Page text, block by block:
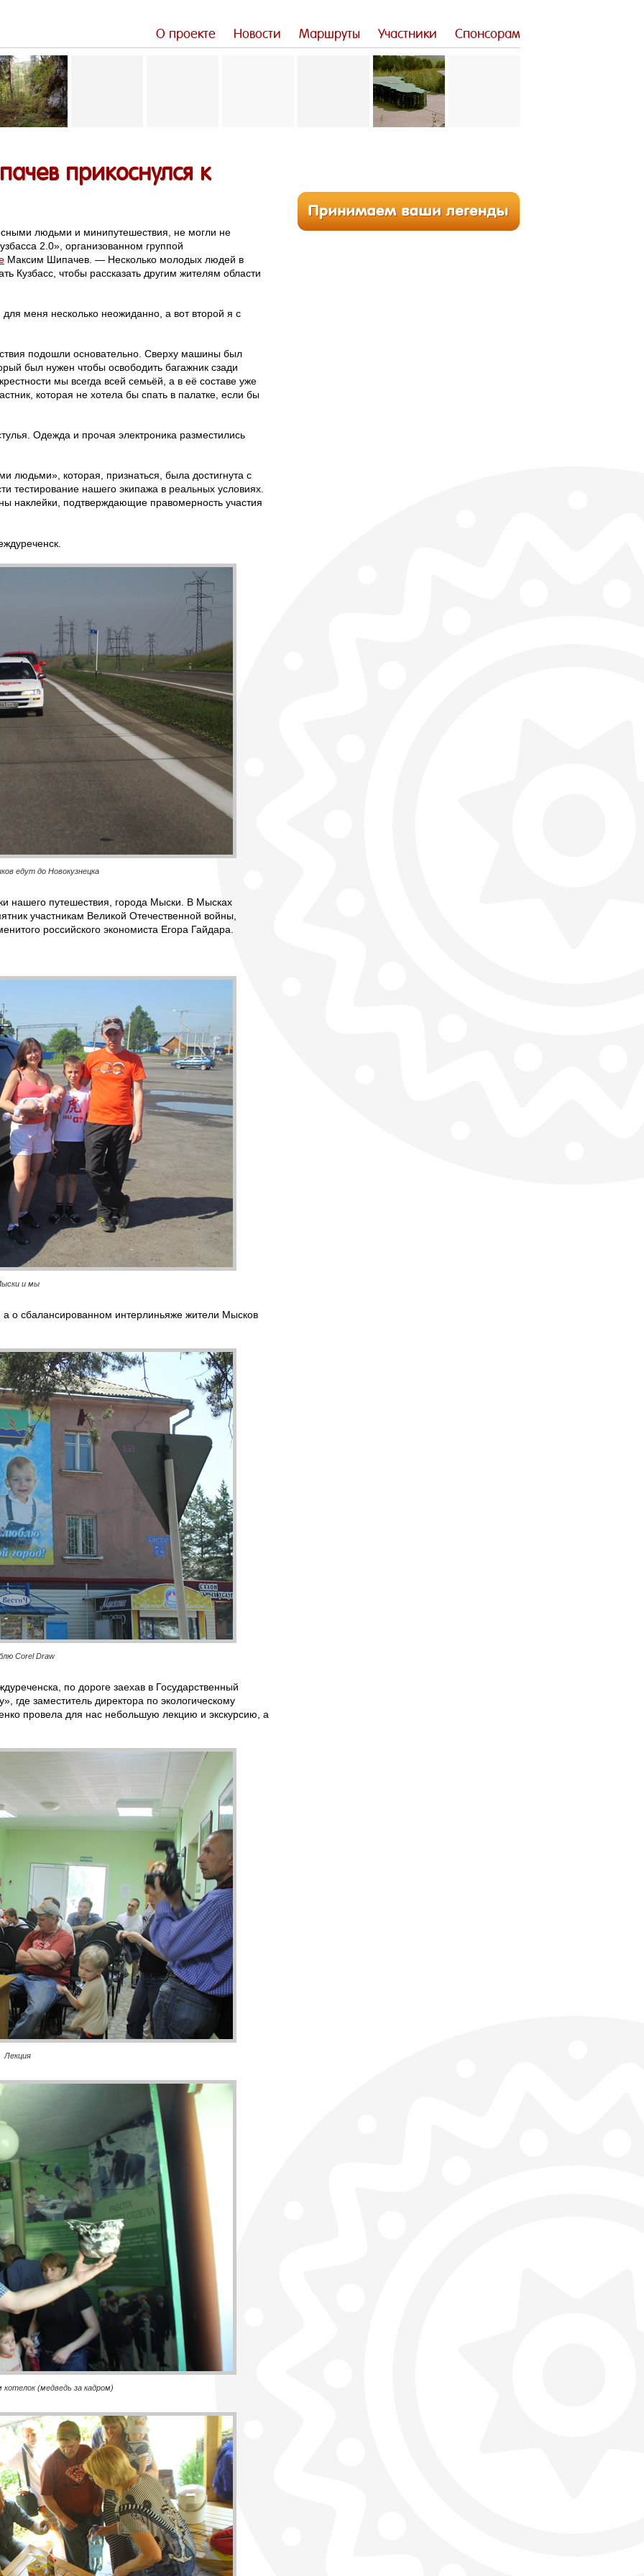
Спонсорам
Участники
Маршруты
Новости
О проекте
прикоснулся к
людьми и минипутешествия, не могли не
2.0» , организованном группой
Максим Шипачев. — Несколько молодых людей в
Кузбасс, чтобы рассказать другим жителям области
меня несколько неожиданно, а вот второй я с
подошли основательно. Сверху машины был
был нужен чтобы освободить багажник сзади
мы всегда всей семьёй, а в её составе уже
которая не хотела бы спать в палатке, если бы
Одежда и прочая электроника разместились
людьми», которая, признаться, была достигнута с
тестирование нашего экипажа в реальных условиях.
наклейки, подтверждающие правомерность участия
едут до Новокузнецка
нашего путешествия, города Мыски. В Мысках
участникам Великой Отечественной войны,
российского экономиста Егора Гайдара.
и мы
о сбалансированном интерлиньяже жители Мысков
Corel Draw
по дороге заехав в Государственный
где заместитель директора по экологическому
провела для нас небольшую лекцию и экскурсию, а
Лекция
(медведь за кадром)